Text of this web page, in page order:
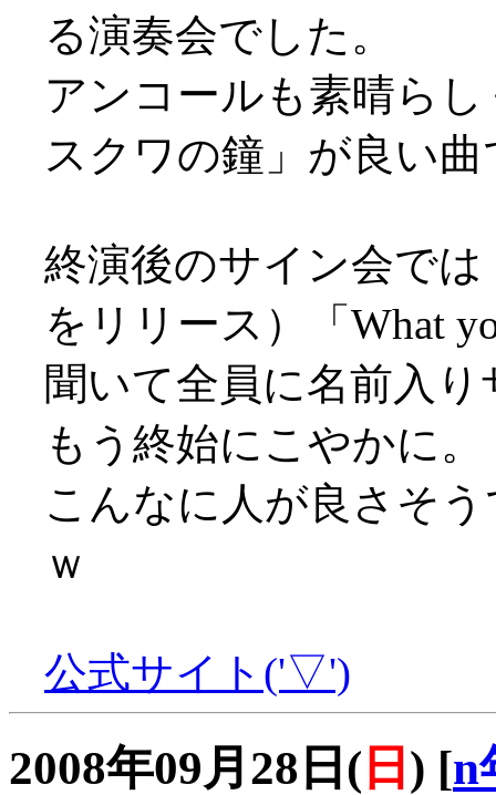
る演奏会でした。
アンコールも素晴ら
スクワの鐘」が良い
終演後のサイン会で
をリリース）「What
聞いて全員に名前入
もう終始にこやかに。
こんなに人が良さそ
ｗ
公式サイト('▽')
2008年09月28日( 日 ) [n